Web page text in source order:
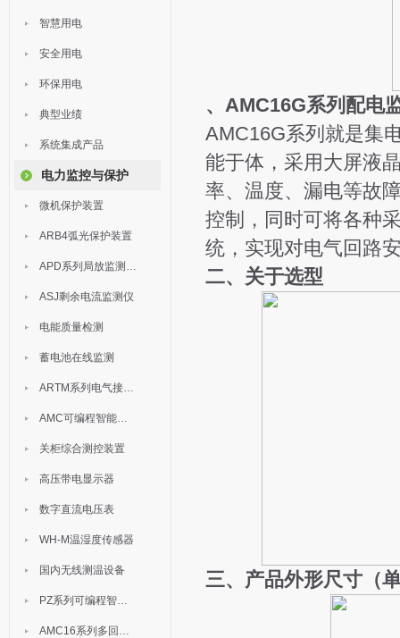
智慧用电
安全用电
环保用电
典型业绩
系统集成产品
电力监控与保护
微机保护装置
ARB4弧光保护装置
APD系列局放监测装置
ASJ剩余电流监测仪
电能质量检测
蓄电池在线监测
ARTM系列电气接点测温装置
AMC可编程智能电测表
关柜综合测控装置
高压带电显示器
数字直流电压表
WH-M温湿度传感器
国内无线测温设备
PZ系列可编程智能表
AMC16系列多回路监控装置
、 AMC16G系列 配电
AMC16G系列 就是集
能于体，采用大屏液
率、温度、漏电等故
控制，同时可将各种
统，实现对电气回路
二、关于选型
三、产品外形尺寸（